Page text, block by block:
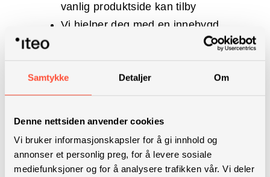
Samtykke Detaljer Om
Denne nettsiden anvender cookies
Vi bruker informasjonskapsler for å gi innhold og
annonser et personlig preg, for å levere sosiale
mediefunksjoner og for å analysere trafikken vår. Vi deler
vanlig produktside kan tilby
Vi hjelper deg med en innebygd
veileder på utvalgte sider for å
forklare produkter ved å hente svar
fra tekniske datablad, manualer og
produktark – med kildevisning
Vi kobler ledende
språkmodeller som kan foreslå
handlinger som «last ned
produktark», «book møte» eller «be